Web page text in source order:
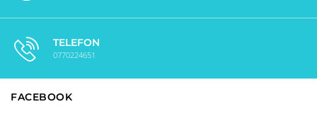
TELEFON
0770224651
FACEBOOK